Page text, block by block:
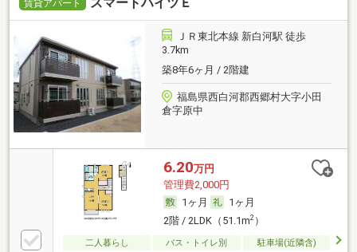
賃貸アパート
ＪＲ東北本線 新白河駅 徒歩
3.7km
築8年6ヶ月 / 2階建
福島県西白河郡西郷村大字小田
倉字原中
6.20万円
管理費2,000円
1ヶ月
1ヶ月
2階 / 2LDK（51.1m2）
二人暮らし バス・トイレ別
駐車場(近隣含)